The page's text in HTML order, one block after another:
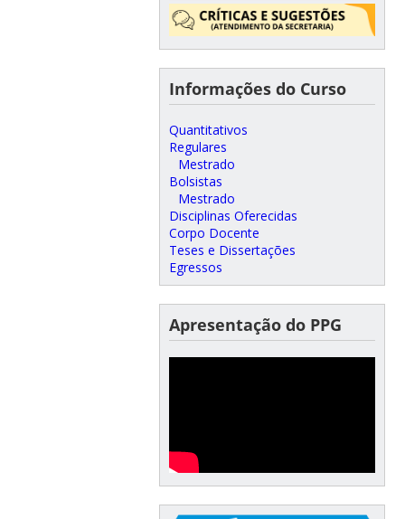
Informações do Curso
Quantitativos
Regulares
Mestrado
Bolsistas
Mestrado
Disciplinas Oferecidas
Corpo Docente
Teses e Dissertações
Egressos
Apresentação do PPG